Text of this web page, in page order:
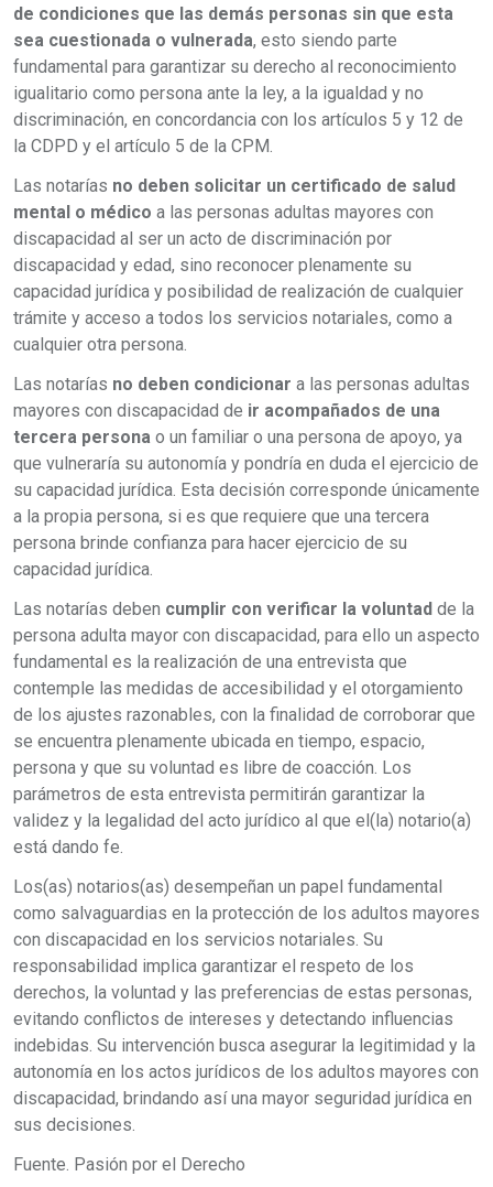
de condiciones que las demás personas sin que esta
sea cuestionada o vulnerada, esto siendo parte
fundamental para garantizar su derecho al reconocimiento
igualitario como persona ante la ley, a la igualdad y no
discriminación, en concordancia con los artículos 5 y 12 de
la CDPD y el artículo 5 de la CPM.
Las notarías no deben solicitar un certificado de salud
mental o médico a las personas adultas mayores con
discapacidad al ser un acto de discriminación por
discapacidad y edad, sino reconocer plenamente su
capacidad jurídica y posibilidad de realización de cualquier
trámite y acceso a todos los servicios notariales, como a
cualquier otra persona.
Las notarías no deben condicionar a las personas adultas
mayores con discapacidad de ir acompañados de una
tercera persona o un familiar o una persona de apoyo, ya
que vulneraría su autonomía y pondría en duda el ejercicio de
su capacidad jurídica. Esta decisión corresponde únicamente
a la propia persona, si es que requiere que una tercera
persona brinde confianza para hacer ejercicio de su
capacidad jurídica.
Las notarías deben cumplir con verificar la voluntad de la
persona adulta mayor con discapacidad, para ello un aspecto
fundamental es la realización de una entrevista que
contemple las medidas de accesibilidad y el otorgamiento
de los ajustes razonables, con la finalidad de corroborar que
se encuentra plenamente ubicada en tiempo, espacio,
persona y que su voluntad es libre de coacción. Los
parámetros de esta entrevista permitirán garantizar la
validez y la legalidad del acto jurídico al que el(la) notario(a)
está dando fe.
Los(as) notarios(as) desempeñan un papel fundamental
como salvaguardias en la protección de los adultos mayores
con discapacidad en los servicios notariales. Su
responsabilidad implica garantizar el respeto de los
derechos, la voluntad y las preferencias de estas personas,
evitando conflictos de intereses y detectando influencias
indebidas. Su intervención busca asegurar la legitimidad y la
autonomía en los actos jurídicos de los adultos mayores con
discapacidad, brindando así una mayor seguridad jurídica en
sus decisiones.
Fuente. Pasión por el Derecho